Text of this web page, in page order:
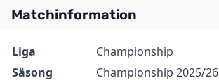
Matchinformation
Information Värde
Liga
Championship
Säsong
Championship 2025/26